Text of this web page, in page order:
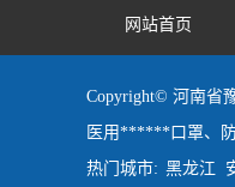
网站首页
Copyright© 河南省
医用******口罩、
热门城市: 黑龙江